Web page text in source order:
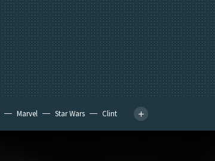
Marvel Star Wars
Clint